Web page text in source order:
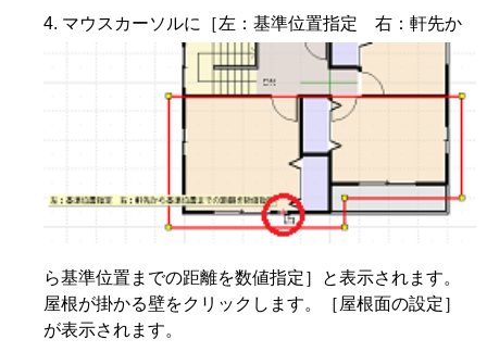
マウスカーソルに［左：基準位置指定 右：軒先か
ら基準位置までの距離を数値指定］と表示されます。
屋根が掛かる壁をクリックします。［屋根面の設定］
が表示されます。